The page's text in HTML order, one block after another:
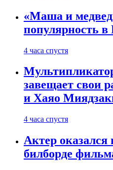
«Маша и
популярность
4 часа спустя
завещает свои
и Хаяо
4 часа спустя
Актер оказался
билборде